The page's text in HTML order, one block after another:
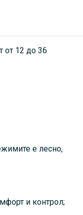
см или 28.3 см от
комфорт и
се педали, с
от 12 до 36
е лесно,
и контрол;